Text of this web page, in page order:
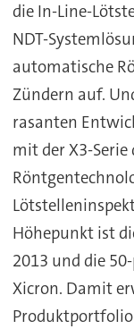
die In-Line-
NDT-
automatische
Zündern auf.
rasanten
mit der X3-
Höhepunkt ist
2013 und die
Xicron. Damit